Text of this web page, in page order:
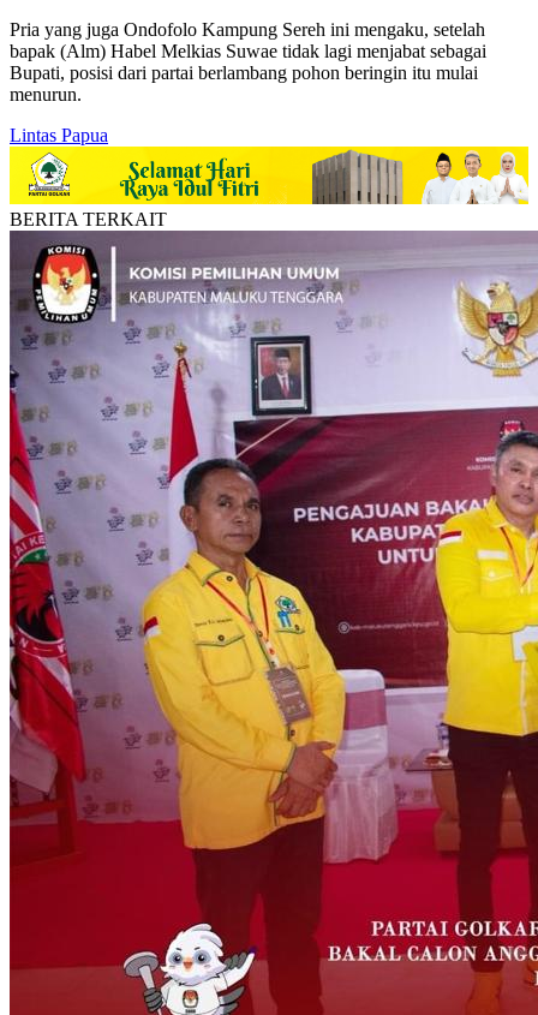
Pria yang juga Ondofolo Kampung Sereh ini mengaku, setelah
bapak (Alm) Habel Melkias Suwae tidak lagi menjabat sebagai
Bupati, posisi dari partai berlambang pohon beringin itu mulai
menurun.
Lintas Papua
BERITA TERKAIT